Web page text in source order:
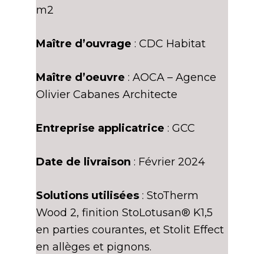
m2
Maître d’ouvrage: CDC Habitat
Maître d’oeuvre: AOCA – Agence
Olivier Cabanes Architecte
Entreprise applicatrice: GCC
Date de livraison: Février 2024
Solutions utilisées: StoTherm
Wood 2, finition StoLotusan® K1,5
en parties courantes, et Stolit Effect
en allèges et pignons.